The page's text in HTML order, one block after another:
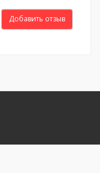
Добавить отзыв